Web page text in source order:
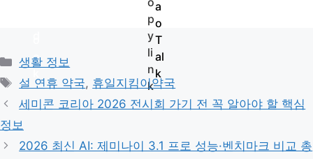
Categories
생활 정보
Tags
설 연휴 약국, 휴일지킴이약국
세미콘 코리아 2026 전시회 가기 전 꼭 알아야 할 핵심
정보
2026 최신 AI: 제미나이 3.1 프로 성능·벤치마크 비교 총